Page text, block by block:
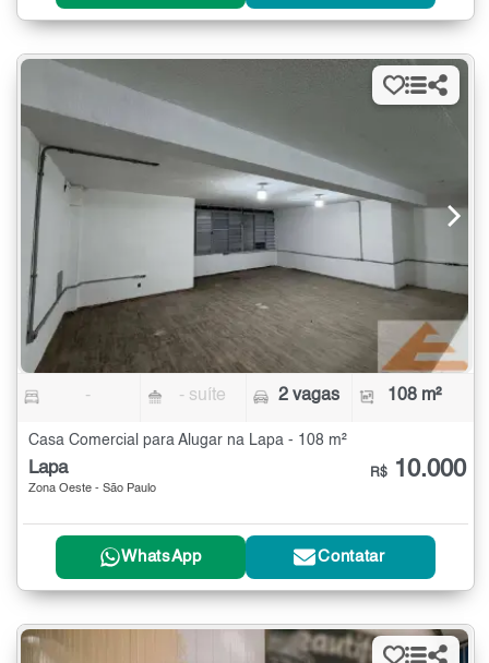
- - suíte 2 vagas 108 m²
Casa Comercial para Alugar na Lapa - 108 m²
Lapa
Zona Oeste - São Paulo
R$ 10.000
WhatsApp Contatar